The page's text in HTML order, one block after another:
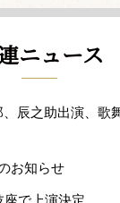
ニュース
辰之助出演、
お知らせ